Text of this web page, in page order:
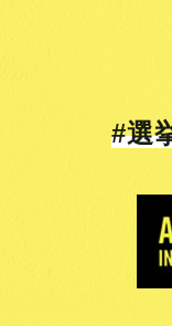
#選